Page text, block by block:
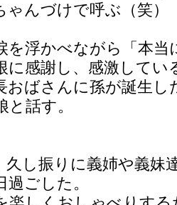
んづけで呼ぶ（笑）
を浮かべながら「本当
に感謝し、感激してい
おばさんに孫が誕生し
話す。
久し振りに義姉や義妹
ごした。